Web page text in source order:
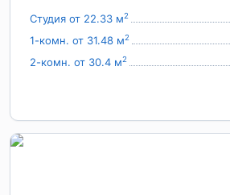
Студия от 22.33 м2
1-комн. от 31.48 м2
2-комн. от 30.4 м2